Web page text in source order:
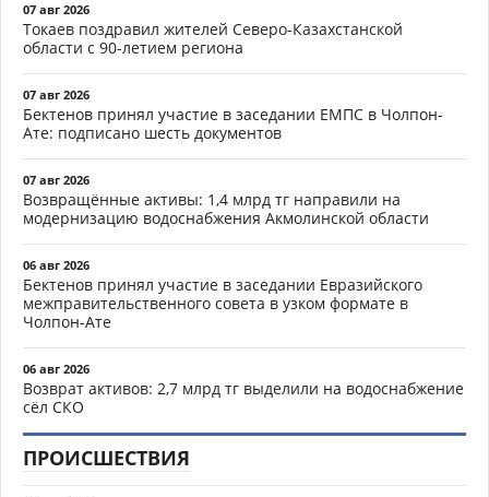
07 авг 2026
Токаев поздравил жителей Северо-Казахстанской
области с 90-летием региона
07 авг 2026
Бектенов принял участие в заседании ЕМПС в Чолпон-
Ате: подписано шесть документов
07 авг 2026
Возвращённые активы: 1,4 млрд тг направили на
модернизацию водоснабжения Акмолинской области
06 авг 2026
Бектенов принял участие в заседании Евразийского
межправительственного совета в узком формате в
Чолпон-Ате
06 авг 2026
Возврат активов: 2,7 млрд тг выделили на водоснабжение
сёл СКО
ПРОИСШЕСТВИЯ